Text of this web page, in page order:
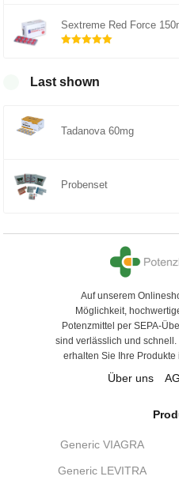
Sextreme Red Force
Last shown
Tadanova 60mg
Probenset
Auf unserem
Möglichkeit,
Potenzmittel per SEPA-
sind verlässlich und
erhalten Sie Ihre
Über uns
Generic VIAGRA
Generic LEVITRA